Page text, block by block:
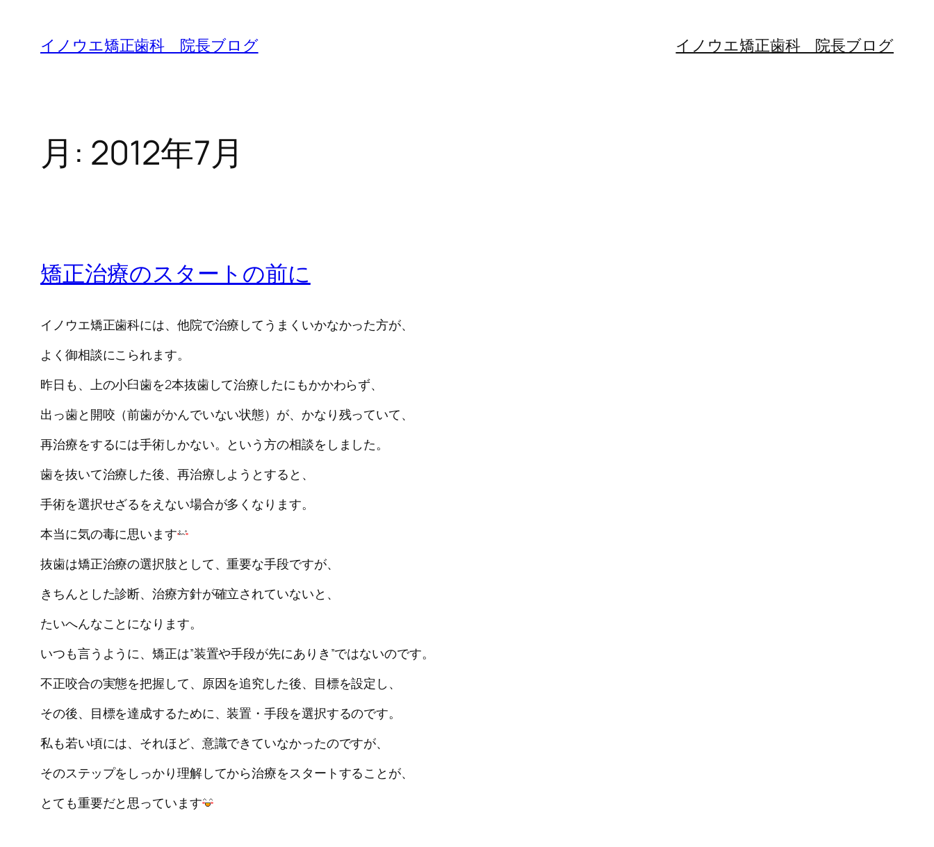
イノウエ矯正歯科 院長ブログ イノウエ矯正歯科 院長ブログ
月: 2012年7月
矯正治療のスタートの前に
イノウエ矯正歯科には、他院で治療してうまくいかなかった方が、
よく御相談にこられます。
昨日も、上の小臼歯を2本抜歯して治療したにもかかわらず、
出っ歯と開咬（前歯がかんでいない状態）が、かなり残っていて、
再治療をするには手術しかない。という方の相談をしました。
歯を抜いて治療した後、再治療しようとすると、
手術を選択せざるをえない場合が多くなります。
本当に気の毒に思います
抜歯は矯正治療の選択肢として、重要な手段ですが、
きちんとした診断、治療方針が確立されていないと、
たいへんなことになります。
いつも言うように、矯正は”装置や手段が先にありき”ではないのです。
不正咬合の実態を把握して、原因を追究した後、目標を設定し、
その後、目標を達成するために、装置・手段を選択するのです。
私も若い頃には、それほど、意識できていなかったのですが、
そのステップをしっかり理解してから治療をスタートすることが、
とても重要だと思っています